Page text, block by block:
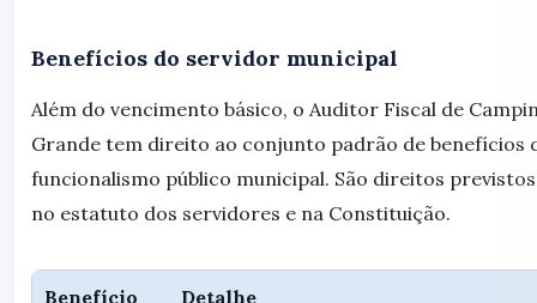
Benefícios do servidor municipal
Além do vencimento básico, o Auditor Fiscal de
Grande tem direito ao conjunto padrão de benefícios
funcionalismo público municipal. São direitos previstos
no estatuto dos servidores e na Constituição.
Benefício Detalhe